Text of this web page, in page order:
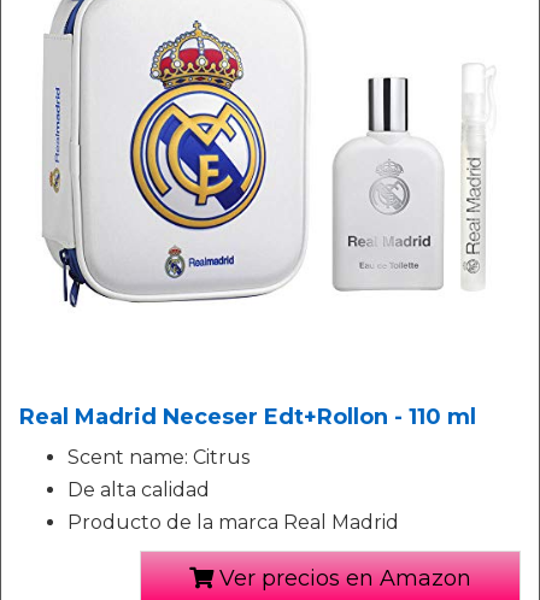
Real Madrid Neceser Edt+Rollon - 110 ml
Scent name: Citrus
De alta calidad
Producto de la marca Real Madrid
Ver precios en Amazon